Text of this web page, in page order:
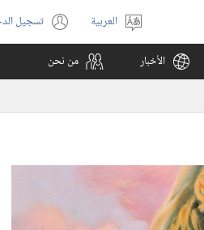
اختر
اللغة
العربية تسجيل(يفتح
نافذة
الأخبار من نحن